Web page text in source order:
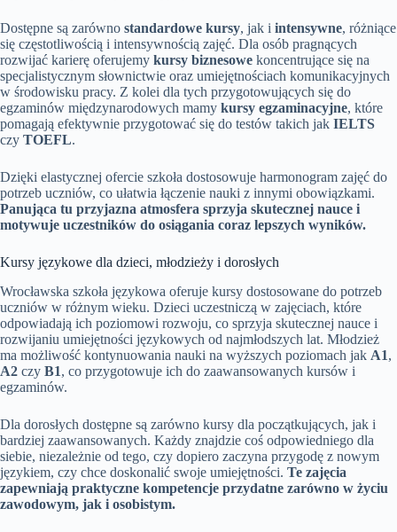
Dostępne są zarówno standardowe kursy, jak i intensywne, różniące
się częstotliwością i intensywnością zajęć. Dla osób pragnących
rozwijać karierę oferujemy kursy biznesowe koncentrujące się na
specjalistycznym słownictwie oraz umiejętnościach komunikacyjnych
w środowisku pracy. Z kolei dla tych przygotowujących się do
egzaminów międzynarodowych mamy kursy egzaminacyjne, które
pomagają efektywnie przygotować się do testów takich jak IELTS
czy TOEFL.
Dzięki elastycznej ofercie szkoła dostosowuje harmonogram zajęć do
potrzeb uczniów, co ułatwia łączenie nauki z innymi obowiązkami.
Panująca tu przyjazna atmosfera sprzyja skutecznej nauce i
motywuje uczestników do osiągania coraz lepszych wyników.
Kursy językowe dla dzieci, młodzieży i dorosłych
Wrocławska szkoła językowa oferuje kursy dostosowane do potrzeb
uczniów w różnym wieku. Dzieci uczestniczą w zajęciach, które
odpowiadają ich poziomowi rozwoju, co sprzyja skutecznej nauce i
rozwijaniu umiejętności językowych od najmłodszych lat. Młodzież
ma możliwość kontynuowania nauki na wyższych poziomach jak A1,
A2 czy B1, co przygotowuje ich do zaawansowanych kursów i
egzaminów.
Dla dorosłych dostępne są zarówno kursy dla początkujących, jak i
bardziej zaawansowanych. Każdy znajdzie coś odpowiedniego dla
siebie, niezależnie od tego, czy dopiero zaczyna przygodę z nowym
językiem, czy chce doskonalić swoje umiejętności. Te zajęcia
zapewniają praktyczne kompetencje przydatne zarówno w życiu
zawodowym, jak i osobistym.